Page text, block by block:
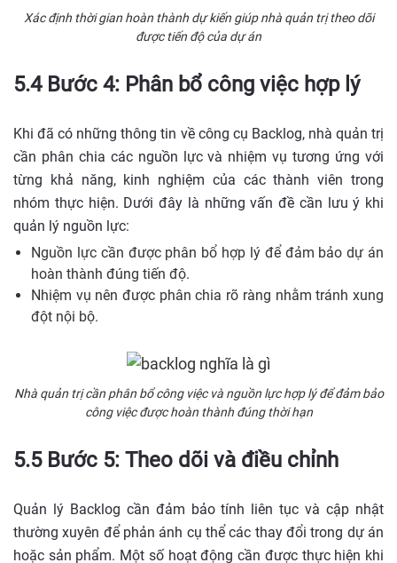
Xác định thời gian hoàn thành dự kiến giúp nhà quản trị theo dõi
được tiến độ của dự án
5.4 Bước 4: Phân bổ công việc hợp lý
Khi đã có những thông tin về công cụ Backlog, nhà quản trị
cần phân chia các nguồn lực và nhiệm vụ tương ứng với
từng khả năng, kinh nghiệm của các thành viên trong
nhóm thực hiện. Dưới đây là những vấn đề cần lưu ý khi
quản lý nguồn lực:
Nguồn lực cần được phân bổ hợp lý để đảm bảo dự án
hoàn thành đúng tiến độ.
Nhiệm vụ nên được phân chia rõ ràng nhằm tránh xung
đột nội bộ.
Nhà quản trị cần phân bổ công việc và nguồn lực hợp lý để đảm bảo
công việc được hoàn thành đúng thời hạn
5.5 Bước 5: Theo dõi và điều chỉnh
Quản lý Backlog cần đảm bảo tính liên tục và cập nhật
thường xuyên để phản ánh cụ thể các thay đổi trong dự án
hoặc sản phẩm. Một số hoạt động cần được thực hiện khi